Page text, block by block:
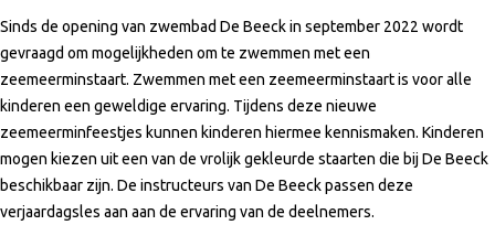
Sinds de opening van zwembad De Beeck in september 2022 wordt
gevraagd om mogelijkheden om te zwemmen met een
zeemeerminstaart. Zwemmen met een zeemeerminstaart is voor alle
kinderen een geweldige ervaring. Tijdens deze nieuwe
zeemeerminfeestjes kunnen kinderen hiermee kennismaken. Kinderen
mogen kiezen uit een van de vrolijk gekleurde staarten die bij De Beeck
beschikbaar zijn. De instructeurs van De Beeck passen deze
verjaardagsles aan aan de ervaring van de deelnemers.